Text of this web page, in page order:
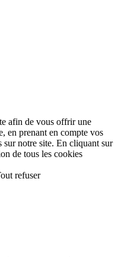
afin de vous offrir une
en prenant en compte vos
sur notre site. En cliquant sur
de tous les cookies
refuser